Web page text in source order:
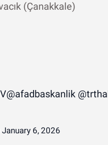
(Çanakkale)
@afadbaskanlik
January 6, 2026